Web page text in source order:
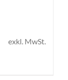
exkl. MwSt.